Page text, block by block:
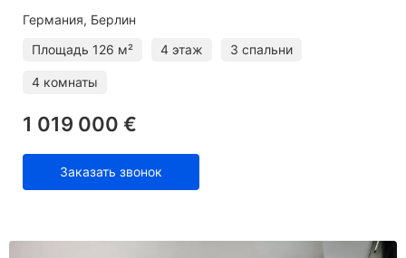
Германия, Берлин
Площадь 126 м² 4 этаж 3 спальни
4 комнаты
1 019 000 €
Заказать звонок